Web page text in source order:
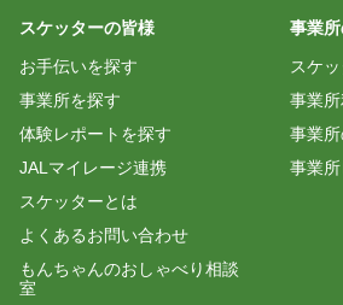
スケッターの皆様
お手伝いを探す
事業所を探す
体験レポートを探す
JALマイレージ連携
スケッターとは
よくあるお問い合わせ
もんちゃんのおしゃべり相談
室
事業
スケ
事業
事業
事業